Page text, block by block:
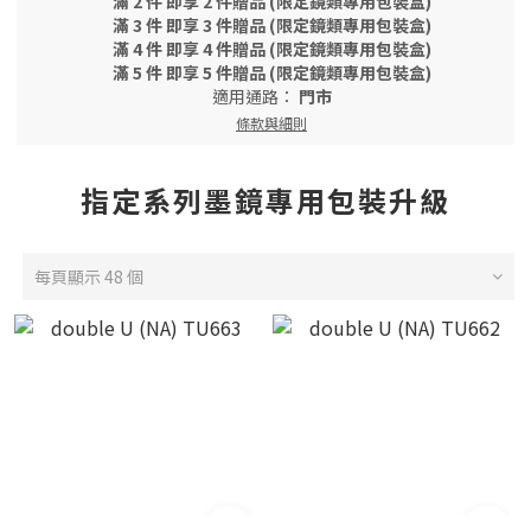
滿 3 件 即享 3 件贈品 (限定鏡類專用包裝盒)
滿 4 件 即享 4 件贈品 (限定鏡類專用包裝盒)
滿 5 件 即享 5 件贈品 (限定鏡類專用包裝盒)
適用通路： 門市
條款與細則
指定系列墨鏡專用包裝升級
每頁顯示 48 個